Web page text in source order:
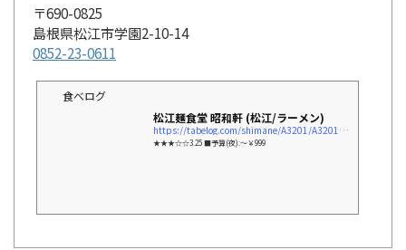
〒690-0825
島根県松江市学園2-10-14
0852-23-0611
食べログ
松江麺食堂 昭和軒 (松江/ラーメン)
https://tabelog.com/shimane/A3201/A320101/32002537/
★★★☆☆3.25 ■予算(夜):～￥999